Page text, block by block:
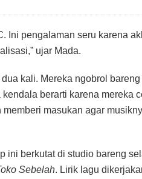
Ini pengalaman seru karena
ujar Mada.
kali. Mereka ngobrol bareng
berarti karena mereka
masukan agar
ini berkutat di studio bareng
Sebelah. Lirik lagu